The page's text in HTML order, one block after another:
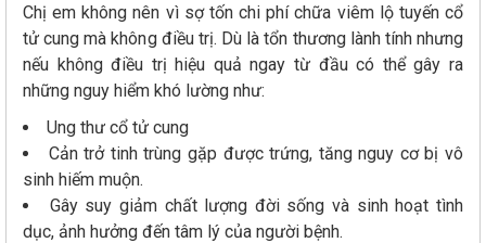
Chị em không nên vì sợ tốn chi phí chữa viêm lộ tuyến cổ
tử cung mà không điều trị. Dù là tổn thương lành tính nhưng
nếu không điều trị hiệu quả ngay từ đầu có thể gây ra
những nguy hiểm khó lường như:
Ung thư cổ tử cung
Cản trở tinh trùng gặp được trứng, tăng nguy cơ bị vô
sinh hiếm muộn.
Gây suy giảm chất lượng đời sống và sinh hoạt tình
dục, ảnh hưởng đến tâm lý của người bệnh.